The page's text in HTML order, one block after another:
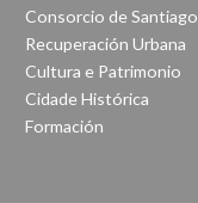
Consorcio de Santiago
Recuperación Urbana
Cultura e Patrimonio
Cidade Histórica
Formación